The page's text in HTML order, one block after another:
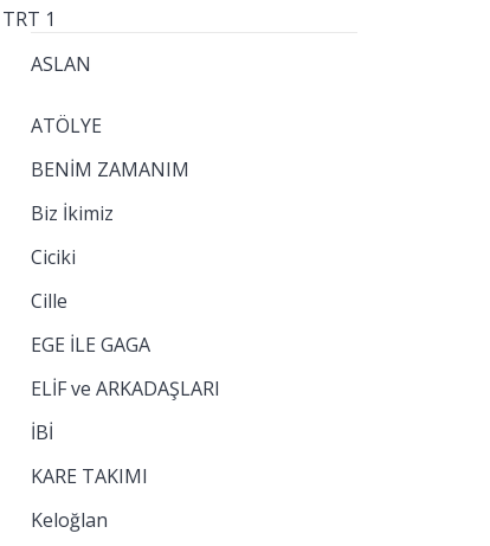
TRT 1
ASLAN
ATÖLYE
BENİM ZAMANIM
Biz İkimiz
Ciciki
Cille
EGE İLE GAGA
ELİF ve ARKADAŞLARI
İBİ
KARE TAKIMI
Keloğlan